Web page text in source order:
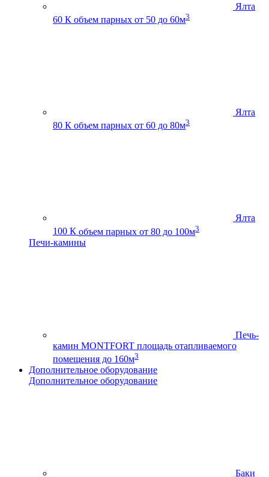
Ялта
60 К объем парных от 50 до 60м3
Ялта
80 К объем парных от 60 до 80м3
Ялта
100 К объем парных от 80 до 100м3
Печи-камины
Печь-
камин MONTFORT площадь отапливаемого
помещения до 160м3
Дополнительное оборудование
Дополнительное оборудование
Баки